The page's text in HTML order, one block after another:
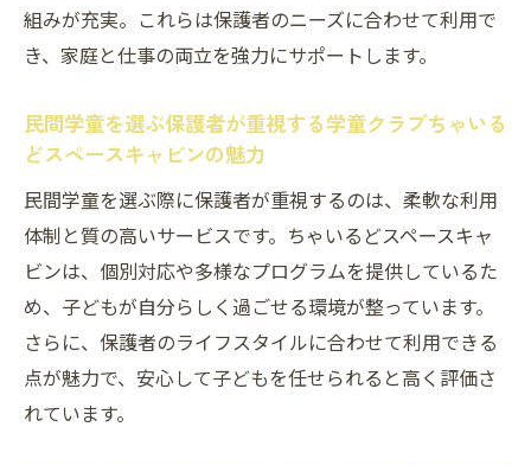
組みが充実。これらは保護者のニーズに合わせて利用で
き、家庭と仕事の両立を強力にサポートします。
民間学童を選ぶ保護者が重視する学童クラブちゃいる
どスペースキャビンの魅力
民間学童を選ぶ際に保護者が重視するのは、柔軟な利用
体制と質の高いサービスです。ちゃいるどスペースキャ
ビンは、個別対応や多様なプログラムを提供しているた
め、子どもが自分らしく過ごせる環境が整っています。
さらに、保護者のライフスタイルに合わせて利用できる
点が魅力で、安心して子どもを任せられると高く評価さ
れています。